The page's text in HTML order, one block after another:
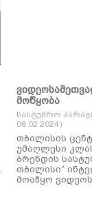
მოწყობა
სასტუმრო
08.02.2024)
თბილისის
უმაღლესი
ბრენდის
თბილისი“
მოაწყო